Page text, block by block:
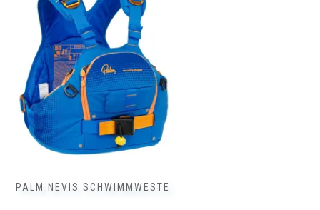
PALM NEVIS SCHWIMMWESTE
Optionen
können
Produktseite